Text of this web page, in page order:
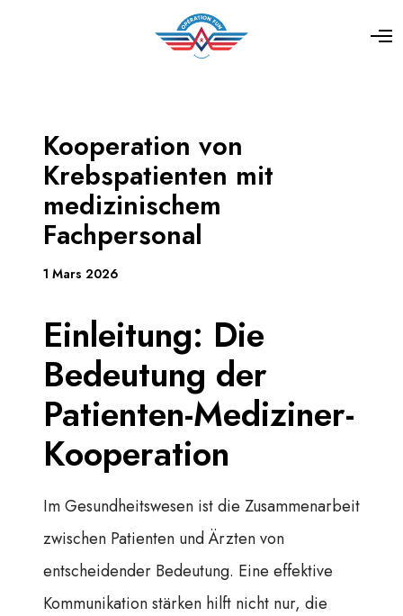
Kooperation von
Krebspatienten mit
medizinischem
Fachpersonal
1 Mars 2026
Einleitung: Die
Bedeutung der
Patienten-Mediziner-
Kooperation
Im Gesundheitswesen ist die Zusammenarbeit
zwischen Patienten und Ärzten von
entscheidender Bedeutung. Eine effektive
Kommunikation stärken hilft nicht nur, die